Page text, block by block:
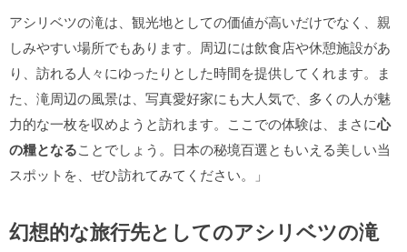
アシリベツの滝は、観光地としての価値が高いだけでなく、親
しみやすい場所でもあります。周辺には飲食店や休憩施設があ
り、訪れる人々にゆったりとした時間を提供してくれます。ま
た、滝周辺の風景は、写真愛好家にも大人気で、多くの人が魅
力的な一枚を収めようと訪れます。ここでの体験は、まさに心
の糧となることでしょう。日本の秘境百選ともいえる美しい当
スポットを、ぜひ訪れてみてください。」
幻想的な旅行先としてのアシリベツの滝